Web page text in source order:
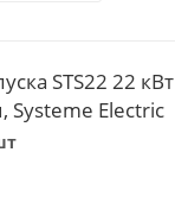
STS22 22 кВт
Systeme Electric